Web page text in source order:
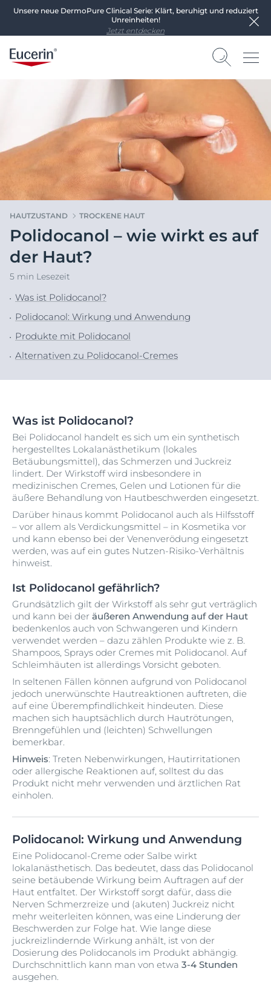
Unsere neue DermoPure Clinical Serie: Klärt, beruhigt und reduziert
Unreinheiten!
Jetzt entdecken
HAUTZUSTAND TROCKENE HAUT
Polidocanol – wie wirkt es auf
der Haut?
5 min Lesezeit
Was ist Polidocanol?
Polidocanol: Wirkung und Anwendung
Produkte mit Polidocanol
Alternativen zu Polidocanol-Cremes
Was ist Polidocanol?
Bei Polidocanol handelt es sich um ein synthetisch
hergestelltes Lokalanästhetikum (lokales
Betäubungsmittel), das Schmerzen und Juckreiz
lindert. Der Wirkstoff wird insbesondere in
medizinischen Cremes, Gelen und Lotionen für die
äußere Behandlung von Hautbeschwerden eingesetzt.
Darüber hinaus kommt Polidocanol auch als Hilfsstoff
– vor allem als Verdickungsmittel – in Kosmetika vor
und kann ebenso bei der Venenverödung eingesetzt
werden, was auf ein gutes Nutzen-Risiko-Verhältnis
hinweist.
Ist Polidocanol gefährlich?
Grundsätzlich gilt der Wirkstoff als sehr gut verträglich
und kann bei der äußeren Anwendung auf der Haut
bedenkenlos auch von Schwangeren und Kindern
verwendet werden – dazu zählen Produkte wie z. B.
Shampoos, Sprays oder Cremes mit Polidocanol. Auf
Schleimhäuten ist allerdings Vorsicht geboten.
In seltenen Fällen können aufgrund von Polidocanol
jedoch unerwünschte Hautreaktionen auftreten, die
auf eine Überempfindlichkeit hindeuten. Diese
machen sich hauptsächlich durch Hautrötungen,
Brenngefühlen und (leichten) Schwellungen
bemerkbar.
Hinweis: Treten Nebenwirkungen, Hautirritationen
oder allergische Reaktionen auf, solltest du das
Produkt nicht mehr verwenden und ärztlichen Rat
einholen.
Polidocanol: Wirkung und Anwendung
Eine Polidocanol-Creme oder Salbe wirkt
lokalanästhetisch. Das bedeutet, dass das Polidocanol
seine betäubende Wirkung beim Auftragen auf der
Haut entfaltet. Der Wirkstoff sorgt dafür, dass die
Nerven Schmerzreize und (akuten) Juckreiz nicht
mehr weiterleiten können, was eine Linderung der
Beschwerden zur Folge hat. Wie lange diese
juckreizlindernde Wirkung anhält, ist von der
Dosierung des Polidocanols im Produkt abhängig.
Durchschnittlich kann man von etwa 3-4 Stunden
ausgehen.